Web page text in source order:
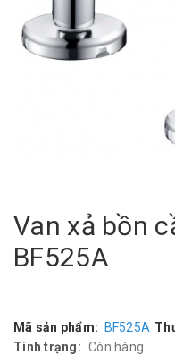
Van xả bồn
BF525A
Mã sản phẩm: BF525A
Tình trạng: Còn hàng